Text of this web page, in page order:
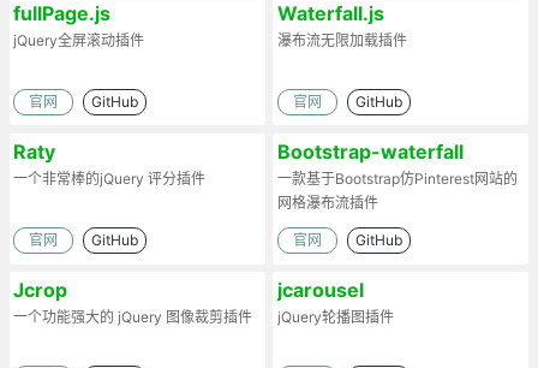
fullPage.js
jQuery全屏滚动插件
官网 GitHub
Waterfall.js
瀑布流无限加载插件
官网 GitHub
Raty
一个非常棒的jQuery 评分插件
官网 GitHub
Bootstrap-waterfall
一款基于Bootstrap仿Pinterest网站的
网格瀑布流插件
官网 GitHub
Jcrop
一个功能强大的 jQuery 图像裁剪插件
jcarousel
jQuery轮播图插件